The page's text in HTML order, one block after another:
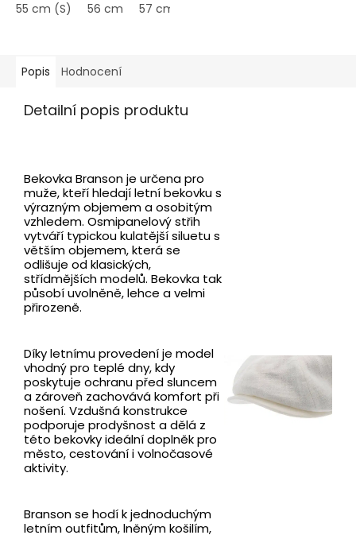
55 cm (S) 56 cm 57 cm (M)
Popis Hodnocení
Detailní popis produktu
Bekovka Branson je určena pro
muže, kteří hledají letní bekovku s
výrazným objemem a osobitým
vzhledem. Osmipanelový střih
vytváří typickou kulatější siluetu s
větším objemem, která se
odlišuje od klasických,
střídmějších modelů. Bekovka tak
působí uvolněně, lehce a velmi
přirozeně.
Díky letnímu provedení je model
vhodný pro teplé dny, kdy
poskytuje ochranu před sluncem
a zároveň zachovává komfort při
nošení. Vzdušná konstrukce
podporuje prodyšnost a dělá z
této bekovky ideální doplněk pro
město, cestování i volnočasové
aktivity.
Branson se hodí k jednoduchým
letním outfitům, lněným košilím,